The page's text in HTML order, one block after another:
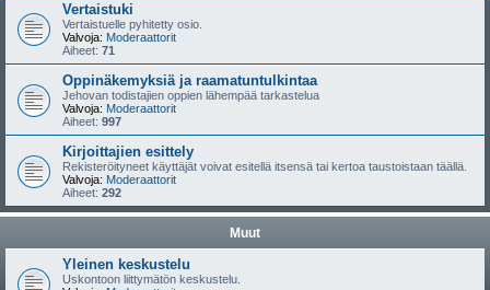
Vertaistuki
Vertaistuelle pyhitetty osio.
Valvoja: Moderaattorit
Aiheet: 71
Oppinäkemyksiä ja raamatuntulkintaa
Jehovan todistajien oppien lähempää tarkastelua
Valvoja: Moderaattorit
Aiheet: 997
Kirjoittajien esittely
Rekisteröityneet käyttäjät voivat esitellä itsensä tai kertoa taustoistaan täällä.
Valvoja: Moderaattorit
Aiheet: 292
Muut
Yleinen keskustelu
Uskontoon liittymätön keskustelu.